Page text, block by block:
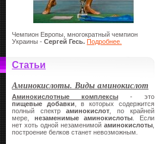
Чемпион Европы, многократный чемпион
Украины - Сергей Гесь. Подробнее.
Статьи
Аминокислоты. Виды аминокислот
Аминокислотные комплексы - это
пищевые добавки , в которых содержится
полный спектраминокислот , по крайней
мере, незаменимые аминокислоты . Если
нет хоть одной незаменимой аминокислоты
построение белков станет невозможным.